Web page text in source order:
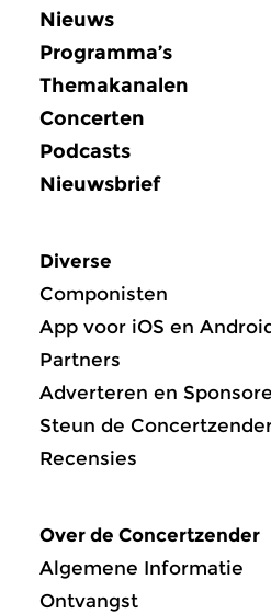
Nieuws
Programma’s
Themakanalen
Concerten
Podcasts
Nieuwsbrief
Diverse
Componisten
App voor iOS en
Partners
Adverteren en
Steun de
Recensies
Over de Concertzender
Algemene Informatie
Ontvangst